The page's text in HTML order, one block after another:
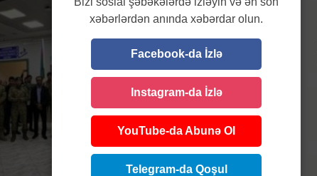
xəbərlərdən anında xəbərdar olun.
Facebook-da İzlə
Instagram-da İzlə
YouTube-da Abunə Ol
Telegram-da Qoşul